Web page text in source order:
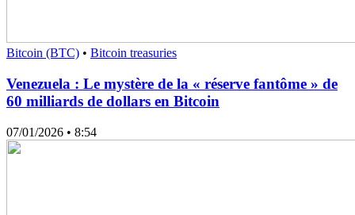
Bitcoin (BTC) • Bitcoin treasuries
Venezuela : Le mystère de la « réserve fantôme » de
60 milliards de dollars en Bitcoin
07/01/2026 • 8:54